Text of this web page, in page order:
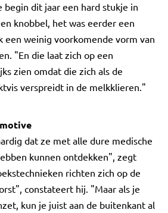
begin dit jaar een hard stukje in
knobbel, het was eerder een
een weinig voorkomende vorm van
"En die laat zich op een
zien omdat die zich als de
verspreidt in de melkklieren."
dat ze met alle dure medische
kunnen ontdekken", zegt
richten zich op de
constateert hij. "Maar als je
kun je juist aan de buitenkant al